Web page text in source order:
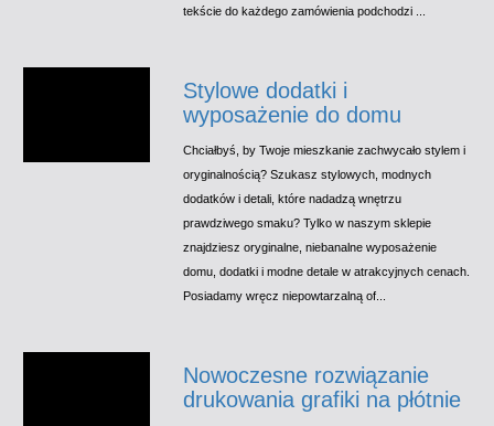
tekście do każdego zamówienia podchodzi ...
Stylowe dodatki i
wyposażenie do domu
Chciałbyś, by Twoje mieszkanie zachwycało stylem i
oryginalnością? Szukasz stylowych, modnych
dodatków i detali, które nadadzą wnętrzu
prawdziwego smaku? Tylko w naszym sklepie
znajdziesz oryginalne, niebanalne wyposażenie
domu, dodatki i modne detale w atrakcyjnych cenach.
Posiadamy wręcz niepowtarzalną of...
Nowoczesne rozwiązanie
drukowania grafiki na płótnie